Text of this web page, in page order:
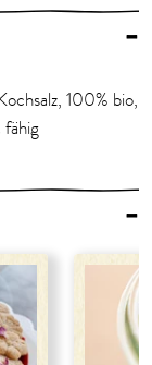
–
100% bio,
–